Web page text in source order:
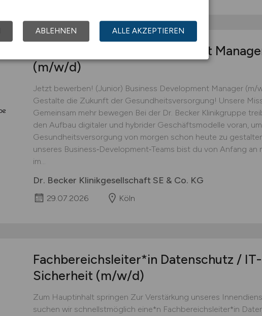
(Junior) Business Development
(m/w/d)
Jetzt bewerben! (Junior) Business Development Manager (m/
Gestalte die Zukunft der Gesundheitsversorgung! Unsere
Gemeinsam mehr bewegen Bei der Dr. Becker Klinikgruppe
den Aufbau digitaler und hybrider Geschäftsmodelle voran,
Gesundheitsversorgung von morgen schon heute zu
unseres Business‑Development‑Teams bist du von Anfang an
im...
Dr. Becker Klinikgesellschaft SE & Co. KG
29.07.2026 Köln
Fachbereichsleiter*in Datenschutz / IT-
Sicherheit (m/w/d)
Zum Hauptinhalt springen Zur Verstärkung unseres
suchen wir schnellstmöglich eine*n Fachbereichsleiter*in
ABLEHNEN ALLE AKZEPTIEREN